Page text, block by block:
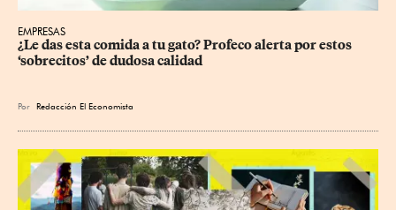
EMPRESAS
¿Le das esta comida a tu gato? Profeco alerta por estos
‘sobrecitos’ de dudosa calidad
Por Redacción El Economista